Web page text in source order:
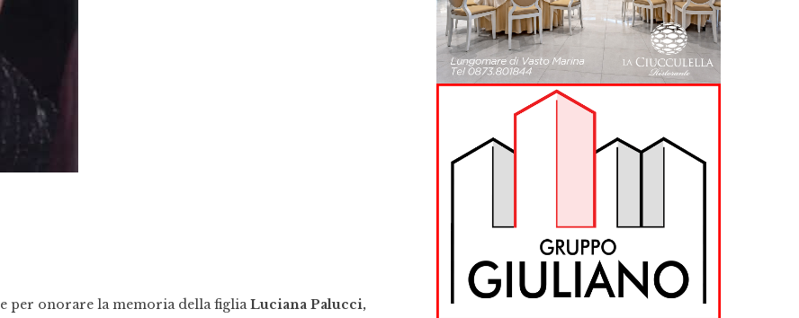
per onorare la memoria della figliaLuciana Palucci,